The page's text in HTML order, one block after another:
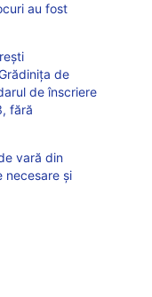
au fost
de
de înscriere
fără
vară din
necesare și